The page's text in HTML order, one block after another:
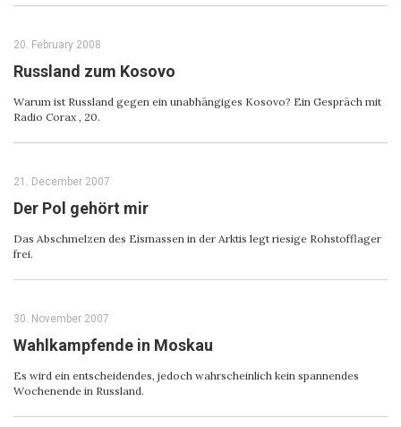
20. February 2008
Russland zum Kosovo
Warum ist Russland gegen ein unabhängiges Kosovo? Ein Gespräch mit
Radio Corax , 20.
21. December 2007
Der Pol gehört mir
Das Abschmelzen des Eismassen in der Arktis legt riesige Rohstofflager
frei.
30. November 2007
Wahlkampfende in Moskau
Es wird ein entscheidendes, jedoch wahrscheinlich kein spannendes
Wochenende in Russland.